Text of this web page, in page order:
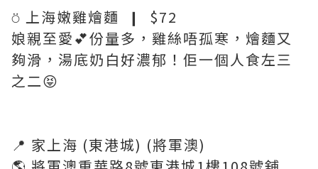
⍥ 上海嫩雞燴麵 ❙ $72
娘親至愛💕份量多，雞絲唔孤寒，燴麵又
夠滑，湯底奶白好濃郁！佢一個人食左三
之二😝
📍 家上海 (東港城) (將軍澳)